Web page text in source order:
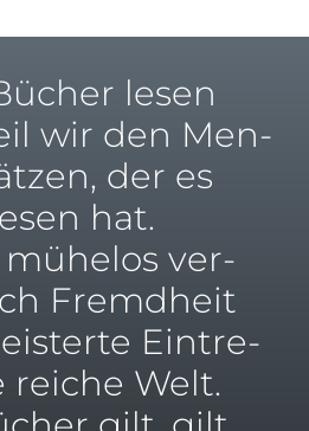
lesen
wir den Men­
der es
hat.
mühe­los ver­
Fremd­heit
Ein­tre­
rei­che Welt.